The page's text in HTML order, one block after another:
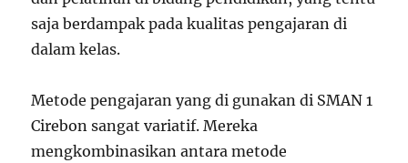
saja berdampak pada kualitas pengajaran di
dalam kelas.
Metode pengajaran yang di gunakan di SMAN 1
Cirebon sangat variatif. Mereka
mengkombinasikan antara metode